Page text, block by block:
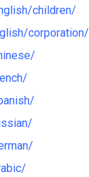
children/
corporation/